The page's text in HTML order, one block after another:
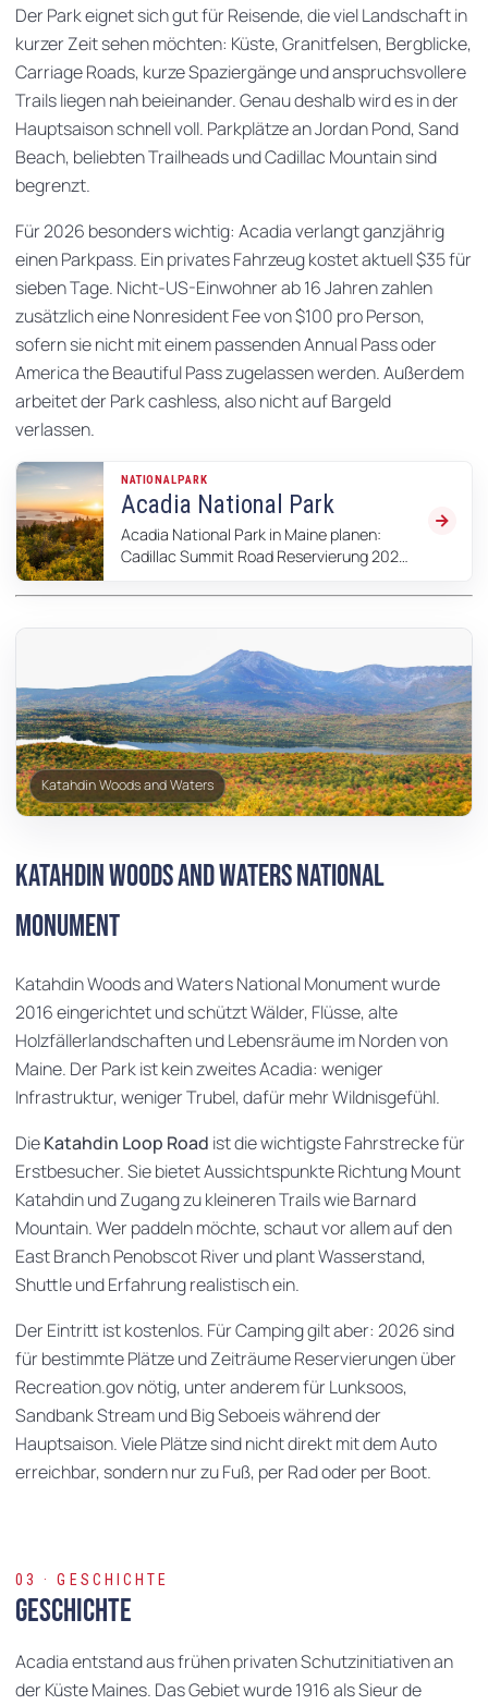
Der Park eignet sich gut für Reisende, die viel Landschaft in
kurzer Zeit sehen möchten: Küste, Granitfelsen, Bergblicke,
Carriage Roads, kurze Spaziergänge und anspruchsvollere
Trails liegen nah beieinander. Genau deshalb wird es in der
Hauptsaison schnell voll. Parkplätze an Jordan Pond, Sand
Beach, beliebten Trailheads und Cadillac Mountain sind
begrenzt.
Für 2026 besonders wichtig: Acadia verlangt ganzjährig
einen Parkpass. Ein privates Fahrzeug kostet aktuell $35 für
sieben Tage. Nicht-US-Einwohner ab 16 Jahren zahlen
zusätzlich eine Nonresident Fee von $100 pro Person,
sofern sie nicht mit einem passenden Annual Pass oder
America the Beautiful Pass zugelassen werden. Außerdem
arbeitet der Park cashless, also nicht auf Bargeld
verlassen.
NATIONALPARK
Acadia National Park
Acadia National Park in Maine planen:
Cadillac Summit Road Reservierung 2026,
Camping, Bar Harbor und beste Reisezeit.
Katahdin Woods and Waters
Katahdin Woods and Waters National
Monument
Katahdin Woods and Waters National Monument wurde
2016 eingerichtet und schützt Wälder, Flüsse, alte
Holzfällerlandschaften und Lebensräume im Norden von
Maine. Der Park ist kein zweites Acadia: weniger
Infrastruktur, weniger Trubel, dafür mehr Wildnisgefühl.
DieKatahdin Loop Road ist die wichtigste Fahrstrecke für
Erstbesucher. Sie bietet Aussichtspunkte Richtung Mount
Katahdin und Zugang zu kleineren Trails wie Barnard
Mountain. Wer paddeln möchte, schaut vor allem auf den
East Branch Penobscot River und plant Wasserstand,
Shuttle und Erfahrung realistisch ein.
Der Eintritt ist kostenlos. Für Camping gilt aber: 2026 sind
für bestimmte Plätze und Zeiträume Reservierungen über
Recreation.gov nötig, unter anderem für Lunksoos,
Sandbank Stream und Big Seboeis während der
Hauptsaison. Viele Plätze sind nicht direkt mit dem Auto
erreichbar, sondern nur zu Fuß, per Rad oder per Boot.
03 · GESCHICHTE
Geschichte
Acadia entstand aus frühen privaten Schutzinitiativen an
der Küste Maines. Das Gebiet wurde 1916 als Sieur de